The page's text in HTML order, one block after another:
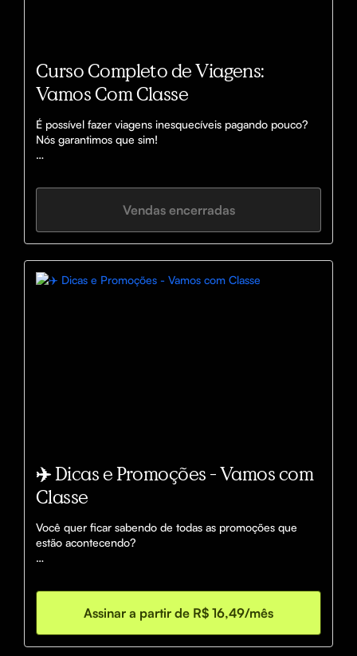
Curso Completo de Viagens:
Vamos Com Classe
É possível fazer viagens inesquecíveis pagando pouco?
Nós garantimos que sim!
e requinte sempre buscando gastar menos…
Vendas encerradas
✈️ Dicas e Promoções - Vamos com
Classe
Você quer ficar sabendo de todas as promoções que
estão acontecendo?
Promoções!
Neste grupo enviamos as oportunidades diariamente
para você aproveitar promo promoções, oportunidades,
compras turbinadas, bônus de transferência, cashbacks e
Assinar a partir de R$ 16,49/mês